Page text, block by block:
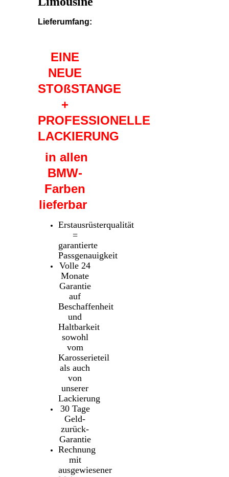
Lieferumfang:
EINE
NEUE
STOßSTANGE
+
PROFESSIONELLE
LACKIERUNG
in allen
BMW-
Farben
lieferbar
Erstausrüsterqualität
=
garantierte
Passgenauigkeit
Volle 24
Monate
Garantie
auf
Beschaffenheit
und
Haltbarkeit
sowohl
vom
Karosserieteil
als auch
von
unserer
Lackierung
30 Tage
Geld-
zurück-
Garantie
Rechnung
mit
ausgewiesener